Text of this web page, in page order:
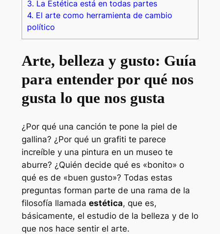
3.La Estética está en todas partes
4.El arte como herramienta de cambio
político
Arte, belleza y gusto: Guía
para entender por qué nos
gusta lo que nos gusta
¿Por qué una canción te pone la piel de
gallina? ¿Por qué un grafiti te parece
increíble y una pintura en un museo te
aburre? ¿Quién decide qué es «bonito» o
qué es de «buen gusto»? Todas estas
preguntas forman parte de una rama de la
filosofía llamada estética, que es,
básicamente, el estudio de la belleza y de lo
que nos hace sentir el arte.